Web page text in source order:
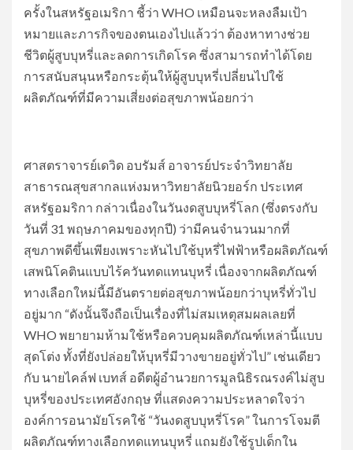
ครั้งในสหรัฐอเมริกา ชี้ว่า WHO เหมือนจะหลงลืมเป้า
หมายและภารกิจของตนเองไปแล้วว่า ต้องหาทางช่วย
ชีวิตผู้สูบบุหรี่และลดการเกิดโรค ซึ่งสามารถทำได้โดย
การสนับสนุนหรือกระตุ้นให้ผู้สูบบุหรี่เปลี่ยนไปใช้
ผลิตภัณฑ์ที่มีความเสี่ยงต่อสุขภาพน้อยกว่า
​ศาสตราจารย์เดวิด อบรัมส์ อาจารย์ประจำวิทยาลัย
สาธารณสุขสากลแห่งมหาวิทยาลัยนิวยอร์ก ประเทศ
สหรัฐอมริกา กล่าวเนื่องในวันงดสูบบุหรี่โลก (ซึ่งตรงกับ
วันที่ 31 พฤษภาคมของทุกปี) ว่ามีคนจำนวนมากที่
สุขภาพดีขึ้นเพียงเพราะหันไปใช้บุหรี่ไฟฟ้าหรือผลิตภัณฑ์
เสพนิโคตินแบบไร้ควันทดแทนบุหรี่ เนื่องจากผลิตภัณฑ์
ทางเลือกใหม่นี้มีอันตรายต่อสุขภาพน้อยกว่าบุหรี่ทั่วไป
อยู่มาก “ดังนั้นจึงถือเป็นเรื่องที่ไม่สมเหตุสมผลเลยที่
WHO พยายามห้ามใช้หรือควบคุมผลิตภัณฑ์เหล่านี้แบบ
สุดโต่ง ทั้งที่ยังปล่อยให้บุหรี่มีวางขายอยู่ทั่วไป” เช่นเดียว
กับ นายไคล์ฟ เบทส์ อดีตผู้อำนวยการมูลนิธิรณรงค์ไม่สูบ
บุหรี่ของประเทศอังกฤษ ที่แสดงความประหลาดใจว่า
องค์การอนามัยโรคใช้ “วันงดสูบบุหรี่โรค” ในการโจมตี
ผลิตภัณฑ์ทางเลือกทดแทนบุหรี่ แถมยังใช้รูปเด็กใน